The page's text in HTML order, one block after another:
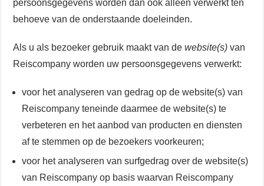
persoonsgegevens worden dan ook alleen verwerkt ten
behoeve van de onderstaande doeleinden.
Als u als bezoeker gebruik maakt van dewebsite(s) van
Reiscompany worden uw persoonsgegevens verwerkt:
voor het analyseren van gedrag op de website(s) van
Reiscompany teneinde daarmee de website(s) te
verbeteren en het aanbod van producten en diensten
af te stemmen op de bezoekers voorkeuren;
voor het analyseren van surfgedrag over de website(s)
van Reiscompany op basis waarvan Reiscompany